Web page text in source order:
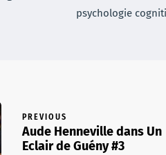
psychologie
PREVIOUS
Aude Henneville dans Un
Eclair de Guény #3